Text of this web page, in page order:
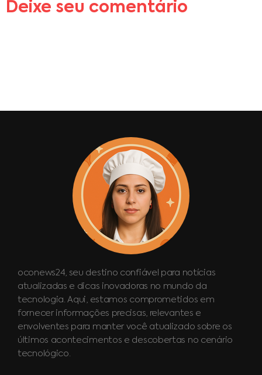
Deixe seu comentário
oconews24, seu destino confiável para notícias
atualizadas e dicas inovadoras no mundo da
tecnologia. Aqui, estamos comprometidos em
fornecer informações precisas, relevantes e
envolventes para manter você atualizado sobre os
últimos acontecimentos e descobertas no cenário
tecnológico.